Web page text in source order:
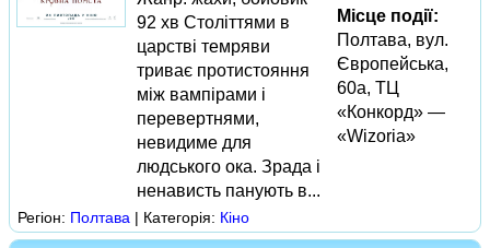
92 хв Століттями в
царстві темряви
триває протистояння
між вампірами і
перевертнями,
невидиме для
людського ока. Зрада і
ненависть панують в...
Місце події:
Полтава, вул.
Європейська,
60а, ТЦ
«Конкорд» —
«Wizoria»
Регіон: Полтава | Категорія: Кіно